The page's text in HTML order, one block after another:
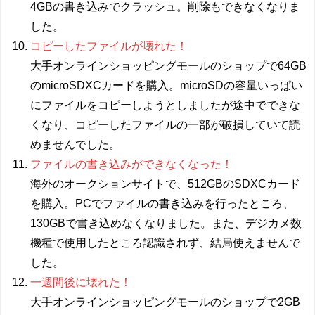
4GBの書き込みでクラッシュ。削除もできなくなりま
した。
コピーしたファイルが壊れた！
大手オンラインショッピングモールのショップで64GB
のmicroSDXCカードを購入。microSDの容量いっぱい
にファイルをコピーしようとしましたが途中でできな
くなり、コピーしたファイルの一部が破損していて読
めませんでした。
ファイルの書き込みができなくなった！
海外のオークションサイトで、512GBのSDXCカード
を購入。PCでファイルの書き込みを行ったところ、
130GBで書き込めなくなりました。また、デジカメ数
機種で使用したところ認識されず、結局使えませんで
した。
一週間後に壊れた！
大手オンラインショッピングモールのショップで2GB